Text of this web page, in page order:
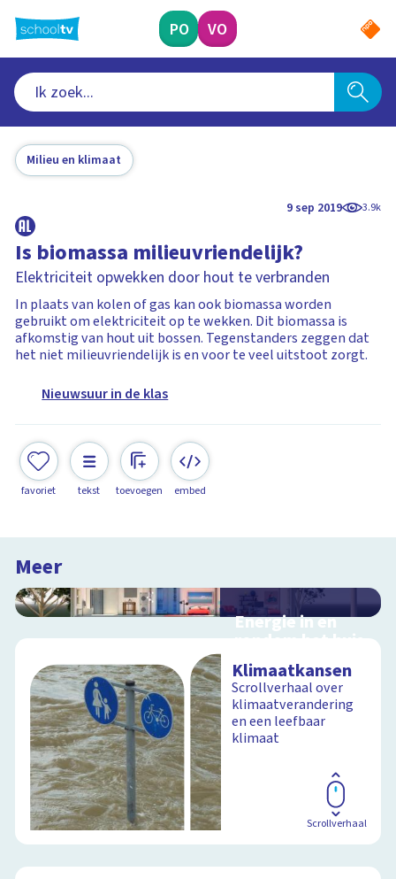
naar
hoofdinhoud
PO VO
Milieu en klimaat
9 sep 2019 3.9k
Is biomassa milieuvriendelijk?
Elektriciteit opwekken door hout te verbranden
In plaats van kolen of gas kan ook biomassa worden
gebruikt om elektriciteit op te wekken. Dit biomassa is
afkomstig van hout uit bossen. Tegenstanders zeggen dat
het niet milieuvriendelijk is en voor te veel uitstoot zorgt.
Nieuwsuur in de klas
favoriet tekst toevoegen embed
Meer
Energie in en
rondom het huis
schoolplaat in en
rondom het huis
Klimaatkansen
Scrollverhaal over
klimaatverandering
en een leefbaar
klimaat
Scrollverhaal